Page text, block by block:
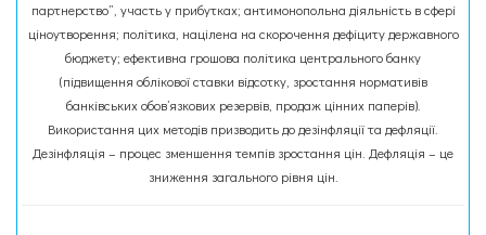
партнерство”, участь у прибутках; антимонопольна діяльність в сфері
ціноутворення; політика, націлена на скорочення дефіциту державного
бюджету; ефективна грошова політика центрального банку
(підвищення облікової ставки відсотку, зростання нормативів
банківських обов’язкових резервів, продаж цінних паперів).
Використання цих методів призводить до дезінфляції та дефляції.
Дезінфляція – процес зменшення темпів зростання цін. Дефляція – це
зниження загального рівня цін.